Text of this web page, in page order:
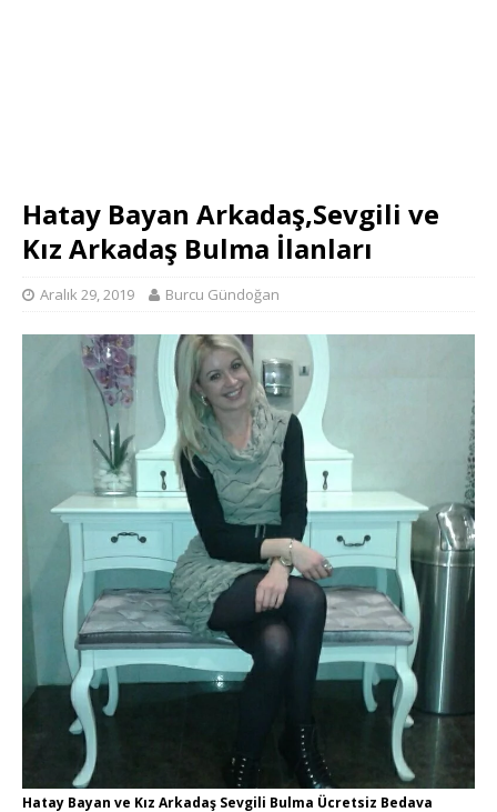
Hatay Bayan Arkadaş,Sevgili ve
Kız Arkadaş Bulma İlanları
Aralık 29, 2019 Burcu Gündoğan
Hatay Bayan ve Kız Arkadaş Sevgili Bulma Ücretsiz Bedava